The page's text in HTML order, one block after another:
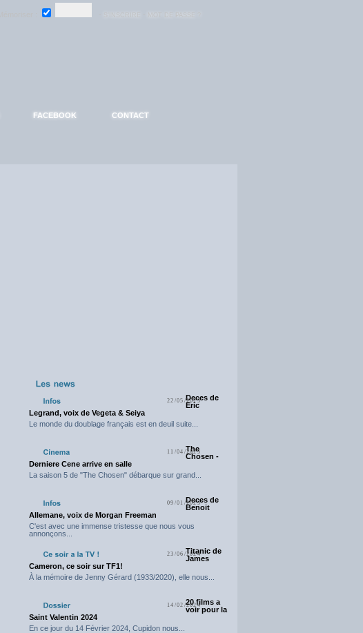
FACEBOOK CONTACT
22/05/2025Deces de
Eric
Legrand, voix de Vegeta & Seiya
Le monde du doublage français est en deuil suite...
11/04/2025
The
Chosen -
Derniere Cene arrive en salle
La saison 5 de "The Chosen" débarque sur grand...
09/01/2025Deces de
Benoit
Allemane, voix de Morgan Freeman
C'est avec une immense tristesse que nous vous
annonçons...
23/06/2024Titanic de
James
Cameron, ce soir sur TF1!
À la mémoire de Jenny Gérard (1933/2020), elle nous...
14/02/202420 films a
voir pour la
Saint Valentin 2024
En ce jour du 14 Février 2024, Cupidon nous...